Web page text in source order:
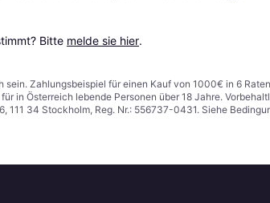
Bitte melde sie hier.
Zahlungsbeispiel für einen Kauf von 1000€ in 6
in Österreich lebende Personen über 18 Jahre.
111 34 Stockholm, Reg. Nr.: 556737-0431. Siehe